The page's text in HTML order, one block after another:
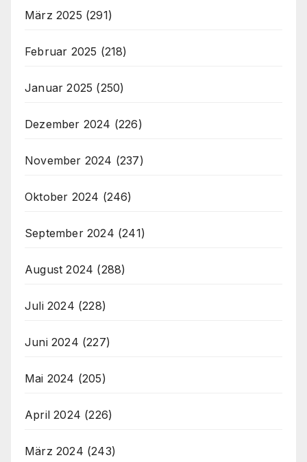
März 2025 (291)
Februar 2025 (218)
Januar 2025 (250)
Dezember 2024 (226)
November 2024 (237)
Oktober 2024 (246)
September 2024 (241)
August 2024 (288)
Juli 2024 (228)
Juni 2024 (227)
Mai 2024 (205)
April 2024 (226)
März 2024 (243)